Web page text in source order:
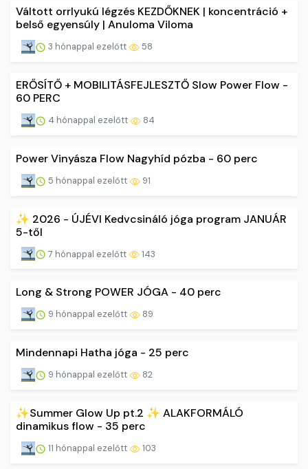
Váltott orrlyukú légzés KEZDŐKNEK | koncentráció +
belső egyensúly | Anuloma Viloma
3 hónappal ezelőtt 58
ERŐSÍTŐ + MOBILITÁSFEJLESZTŐ Slow Power Flow -
60 PERC
4 hónappal ezelőtt 84
Power Vinyásza Flow Nagyhíd pózba - 60 perc
5 hónappal ezelőtt 91
✨ 2026 - ÚJÉVI Kedvcsináló jóga program JANUÁR
5-től
7 hónappal ezelőtt 143
Long & Strong POWER JÓGA - 40 perc
9 hónappal ezelőtt 89
Mindennapi Hatha jóga - 25 perc
9 hónappal ezelőtt 82
✨Summer Glow Up pt.2 ✨ ALAKFORMÁLÓ
dinamikus flow - 35 perc
11 hónappal ezelőtt 103